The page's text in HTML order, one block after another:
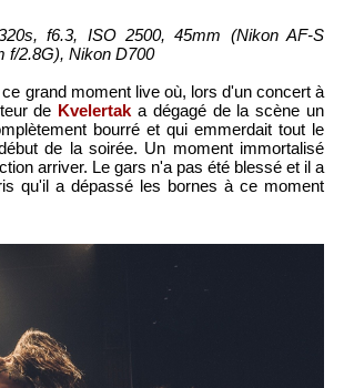
f6.3, ISO 2500, 45mm (Nikon AF-S
f/2.8G), Nikon D700
grand moment live où, lors d'un concert à
de Kvelertak a dégagé de la scène un
bourré et qui emmerdait tout le
de la soirée. Un moment immortalisé
arriver. Le gars n'a pas été blessé et il a
qu'il a dépassé les bornes à ce moment